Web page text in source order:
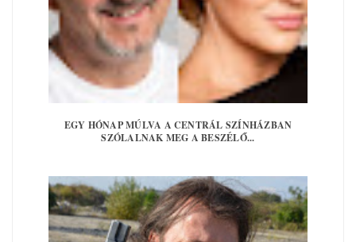
EGY HÓNAP MÚLVA A CENTRÁL SZÍNHÁZBAN
SZÓLALNAK MEG A BESZÉLŐ...